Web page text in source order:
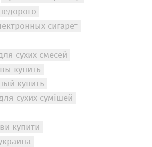
сигарет
сухих смесей
купить
купить
сухих сумішей
купити